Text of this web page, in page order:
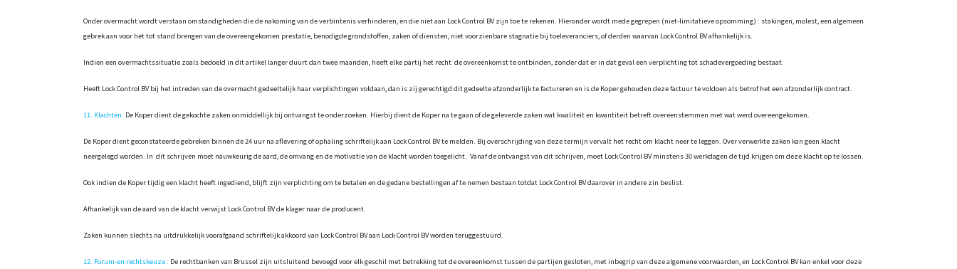
Onder overmacht wordt verstaan omstandigheden die de nakoming van de verbintenis verhinderen, en die niet aan Lock Control BV zijn toe te rekenen. Hieronder wordt mede gegrepen (niet-limitatieve opsomming) : stakingen, molest, een algemeen
gebrek aan voor het tot stand brengen van de overeengekomen prestatie, benodigde grondstoffen, zaken of diensten, niet voorzienbare stagnatie bij toeleveranciers, of derden waarvan Lock Control BV afhankelijk is.
Indien een overmachtssituatie zoals bedoeld in dit artikel langer duurt dan twee maanden, heeft elke partij het recht de overeenkomst te ontbinden, zonder dat er in dat geval een verplichting tot schadevergoeding bestaat.
Heeft Lock Control BV bij het intreden van de overmacht gedeeltelijk haar verplichtingen voldaan, dan is zij gerechtigd dit gedeelte afzonderlijk te factureren en is de Koper gehouden deze factuur te voldoen als betrof het een afzonderlijk contract.
11. Klachten: De Koper dient de gekochte zaken onmiddellijk bij ontvangst te onderzoeken. Hierbij dient de Koper na te gaan of de geleverde zaken wat kwaliteit en kwantiteit betreft overeenstemmen met wat werd overeengekomen.
De Koper dient geconstateerde gebreken binnen de 24 uur na aflevering of ophaling schriftelijk aan Lock Control BV te melden. Bij overschrijding van deze termijn vervalt het recht om klacht neer te leggen. Over verwerkte zaken kan geen klacht
neergelegd worden. In dit schrijven moet nauwkeurig de aard, de omvang en de motivatie van de klacht worden toegelicht. Vanaf de ontvangst van dit schrijven, moet Lock Control BV minstens 30 werkdagen de tijd krijgen om deze klacht op te lossen.
Ook indien de Koper tijdig een klacht heeft ingediend, blijft zijn verplichting om te betalen en de gedane bestellingen af te nemen bestaan totdat Lock Control BV daarover in andere zin beslist.
Afhankelijk van de aard van de klacht verwijst Lock Control BV de klager naar de producent.
Zaken kunnen slechts na uitdrukkelijk voorafgaand schriftelijk akkoord van Lock Control BV aan Lock Control BV worden teruggestuurd.
12. Forum-en rechtskeuze : De rechtbanken van Brussel zijn uitsluitend bevoegd voor elk geschil met betrekking tot de overeenkomst tussen de partijen gesloten, met inbegrip van deze algemene voorwaarden, en Lock Control BV kan enkel voor deze